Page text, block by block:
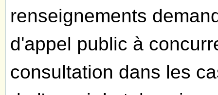
renseignements
d'appel public à
consultation dans les